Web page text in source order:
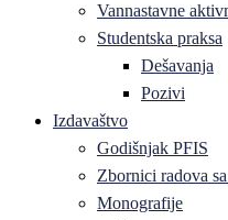
Vannastavne
Studentska praksa
Dešavanja
Pozivi
Izdavaštvo
Godišnjak PFIS
Zbornici radova
Monografije